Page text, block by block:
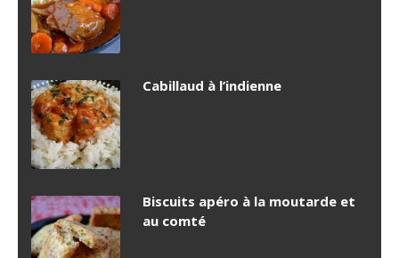
Cabillaud à l’indienne
Biscuits apéro à la moutarde et
au comté